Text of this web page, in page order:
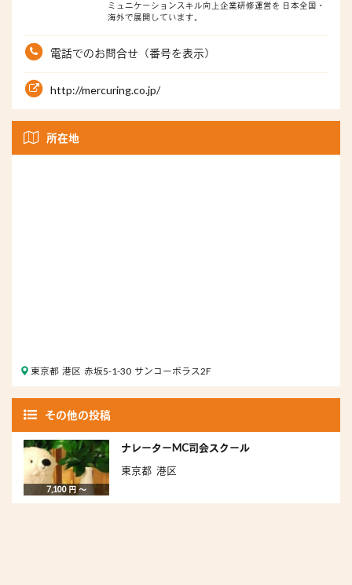
ミュニケーションスキル向上企業研修運営を 日本全国・
海外で展開しています。
電話でのお問合せ（番号を表示）
http://mercuring.co.jp/
所在地
東京都 港区 赤坂5-1-30 サンコーポラス2F
その他の投稿
7,100 円 〜
ナレーターMC司会スクール
東京都 港区